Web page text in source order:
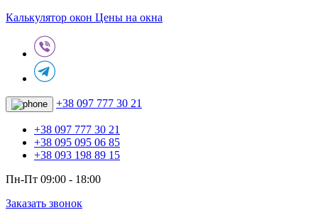
Калькулятор окон Цены на окна
+38 097 777 30 21
+38 097 777 30 21
+38 095 095 06 85
+38 093 198 89 15
Пн-Пт 09:00 - 18:00
Заказать звонок